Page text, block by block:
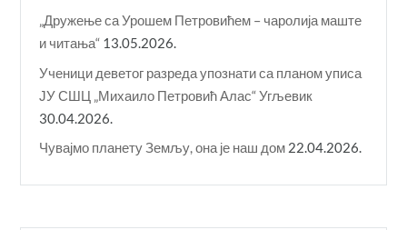
„Дружење са Урошем Петровићем – чаролија маште
и читања“ 13.05.2026.
Ученици деветог разреда упознати са планом уписа
ЈУ СШЦ „Михаило Петровић Алас“ Угљевик
30.04.2026.
Чувајмо планету Земљу, она је наш дом 22.04.2026.